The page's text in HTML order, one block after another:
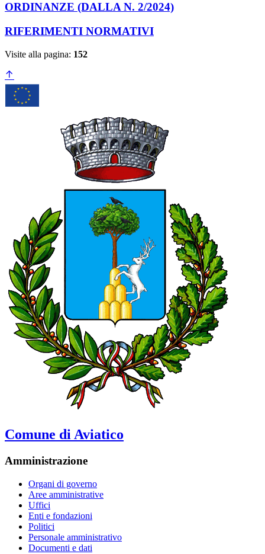
ORDINANZE (DALLA N. 2/2024)
RIFERIMENTI NORMATIVI
Visite alla pagina: 152
Comune di Aviatico
Amministrazione
Organi di governo
Aree amministrative
Uffici
Enti e fondazioni
Politici
Personale amministrativo
Documenti e dati